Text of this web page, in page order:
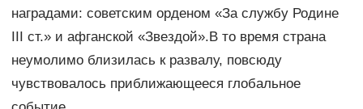
наградами: советским орденом «За службу Родине
III ст.» и афганской «Звездой».В то время страна
неумолимо близилась к развалу, повсюду
чувствовалось приближающееся глобальное